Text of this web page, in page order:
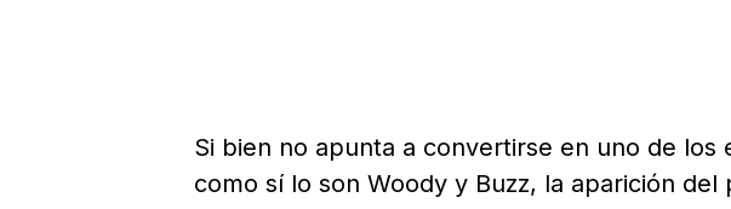
Si bien no apunta a convertirse en uno de los
como sí lo son Woody y Buzz, la aparición